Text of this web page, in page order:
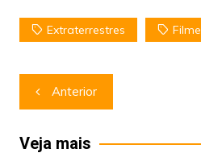
Extraterrestres Filme
Navegação
de
Post
Anterior
Veja mais